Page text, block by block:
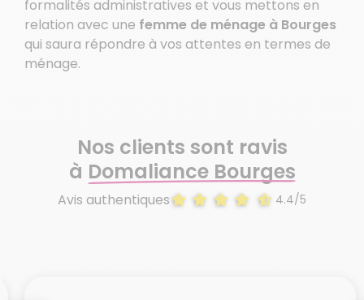
formalités administratives et vous mettons en
relation avec une femme de ménage à Bourges
qui saura répondre à vos attentes en termes de
ménage.
Nos clients sont ravis
à Domaliance Bourges
Avis authentiques 4.4/5